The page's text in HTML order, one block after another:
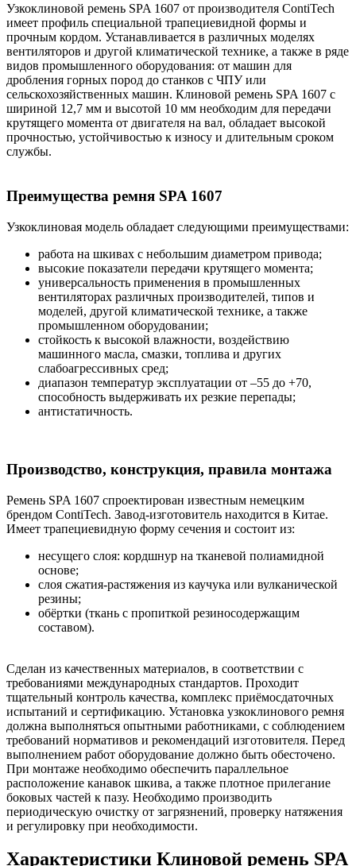
Узкоклиновой ремень SPA 1607 от производителя ContiTech
имеет профиль специальной трапециевидной формы и
прочным кордом. Устанавливается в различных моделях
вентиляторов и другой климатической технике, а также в ряде
видов промышленного оборудования: от машин для
дробления горных пород до станков с ЧПУ или
сельскохозяйственных машин. Клиновой ремень SPA 1607 с
шириной 12,7 мм и высотой 10 мм необходим для передачи
крутящего момента от двигателя на вал, обладает высокой
прочностью, устойчивостью к износу и длительным сроком
службы.
Преимущества ремня SPA 1607
Узкоклиновая модель обладает следующими преимуществами:
работа на шкивах с небольшим диаметром привода;
высокие показатели передачи крутящего момента;
универсальность применения в промышленных
вентиляторах различных производителей, типов и
моделей, другой климатической технике, а также
промышленном оборудовании;
стойкость к высокой влажности, воздействию
машинного масла, смазки, топлива и других
слабоагрессивных сред;
диапазон температур эксплуатации от –55 до +70,
способность выдерживать их резкие перепады;
антистатичность.
Производство, конструкция, правила монтажа
Ремень SPA 1607 спроектирован известным немецким
брендом ContiTech. Завод-изготовитель находится в Китае.
Имеет трапециевидную форму сечения и состоит из:
несущего слоя: кордшнур на тканевой полиамидной
основе;
слоя сжатия-растяжения из каучука или вулканической
резины;
обёртки (ткань с пропиткой резиносодержащим
составом).
Сделан из качественных материалов, в соответствии с
требованиями международных стандартов. Проходит
тщательный контроль качества, комплекс приёмосдаточных
испытаний и сертификацию. Установка узкоклинового ремня
должна выполняться опытными работниками, с соблюдением
требований нормативов и рекомендаций изготовителя. Перед
выполнением работ оборудование должно быть обесточено.
При монтаже необходимо обеспечить параллельное
расположение канавок шкива, а также плотное прилегание
боковых частей к пазу. Необходимо производить
периодическую очистку от загрязнений, проверку натяжения
и регулировку при необходимости.
Характеристики Клиновой ремень SPA